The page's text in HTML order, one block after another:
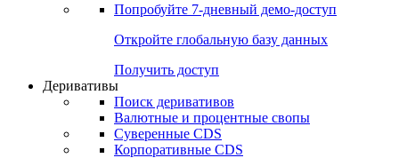
Попробуйте 7-дневный демо-доступ
Откройте глобальную базу данных
Получить доступ
Деривативы
Поиск деривативов
Валютные и процентные свопы
Суверенные CDS
Корпоративные CDS